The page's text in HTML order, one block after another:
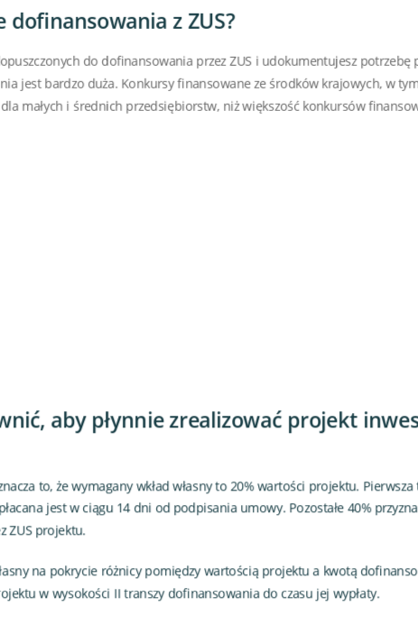
dofinansowania z ZUS?
do dofinansowania przez ZUS i udokumentujesz potrzebę
jest bardzo duża. Konkursy finansowane ze środków krajowych, w
małych i średnich przedsiębiorstw, niż większość konkursów
aby płynnie zrealizować projekt
to, że wymagany wkład własny to 20% wartości projektu. Pierwsza
jest w ciągu 14 dni od podpisania umowy. Pozostałe 40%
ZUS projektu.
na pokrycie różnicy pomiędzy wartością projektu a kwotą
w wysokości II transzy dofinansowania do czasu jej wypłaty.